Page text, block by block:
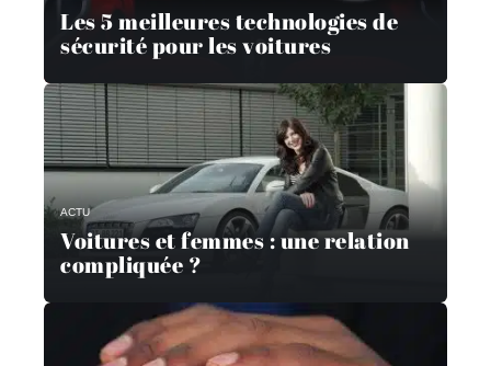
Les 5 meilleures technologies de
sécurité pour les voitures
ACTU
Voitures et femmes : une relation
compliquée ?